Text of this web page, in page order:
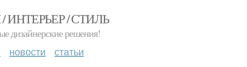
ИНТЕРЬЕР / СТИЛЬ
дизайнерские решения!
новости статьи